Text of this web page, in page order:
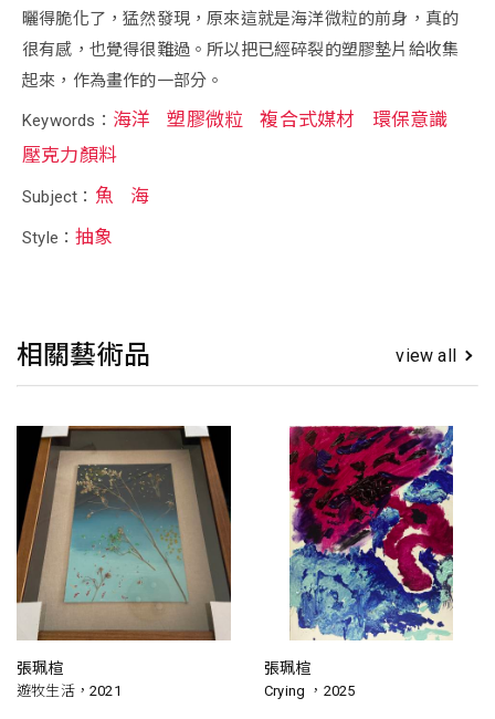
曬得脆化了，猛然發現，原來這就是海洋微粒的前身，真的
很有感，也覺得很難過。所以把已經碎裂的塑膠墊片給收集
起來，作為畫作的一部分。
Keywords： 海洋 塑膠微粒 複合式媒材
環保意識
壓克力顏料
Subject： 魚 海
Style：抽象
相關藝術品 view all
張珮楦
遊牧生活，2021
張珮楦
Crying ，2025